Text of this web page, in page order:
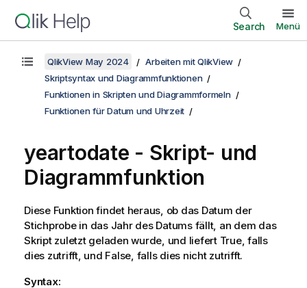
Search Menü
QlikView May 2024
Arbeiten mit QlikView
Skriptsyntax und Diagrammfunktionen
Funktionen in Skripten und Diagrammformeln
Funktionen für Datum und Uhrzeit
yeartodate - Skript- und
Diagrammfunktion
Diese Funktion findet heraus, ob das Datum der
Stichprobe in das Jahr des Datums fällt, an dem das
Skript zuletzt geladen wurde, und liefert True, falls
dies zutrifft, und False, falls dies nicht zutrifft.
Syntax: